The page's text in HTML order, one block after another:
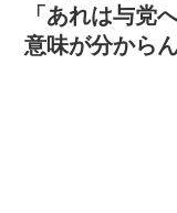
「あれは与党
意味が分から